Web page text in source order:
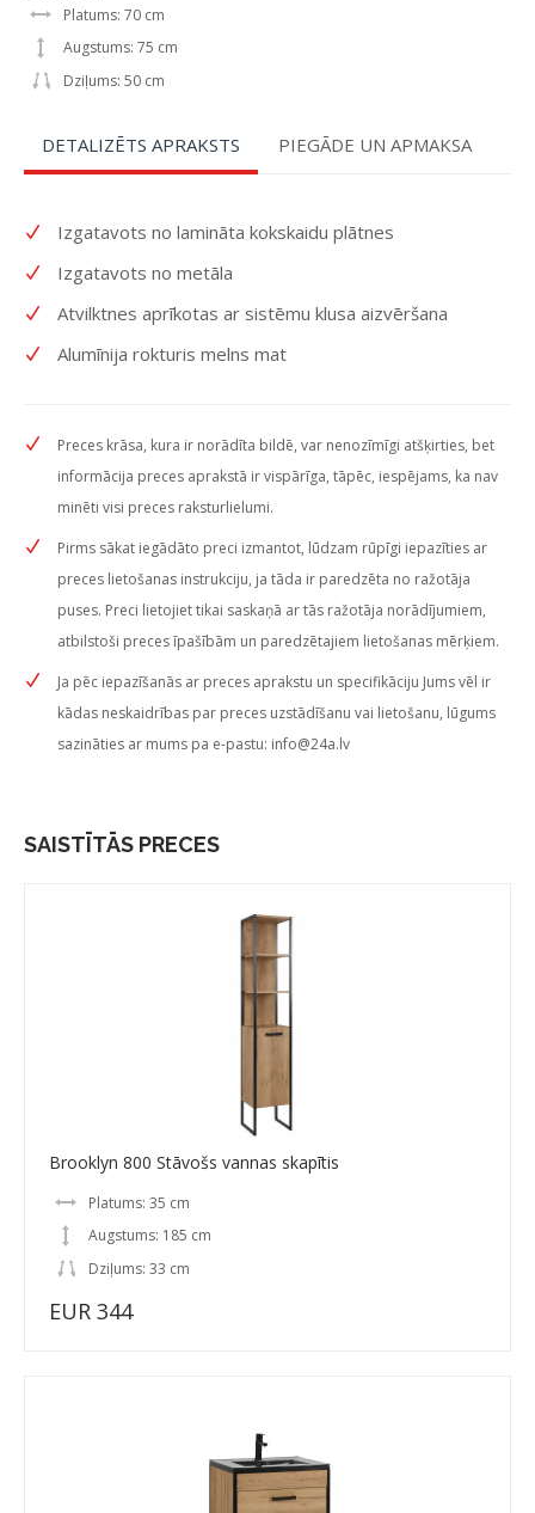
Platums: 70 cm
Augstums: 75 cm
Dziļums: 50 cm
DETALIZĒTS APRAKSTS PIEGĀDE UN APMAKSA
Izgatavots no lamināta kokskaidu plātnes
Izgatavots no metāla
Atvilktnes aprīkotas ar sistēmu klusa aizvēršana
Alumīnija rokturis melns mat
Preces krāsa, kura ir norādīta bildē, var nenozīmīgi atšķirties, bet
informācija preces aprakstā ir vispārīga, tāpēc, iespējams, ka nav
minēti visi preces raksturlielumi.
Pirms sākat iegādāto preci izmantot, lūdzam rūpīgi iepazīties ar
preces lietošanas instrukciju, ja tāda ir paredzēta no ražotāja
puses. Preci lietojiet tikai saskaņā ar tās ražotāja norādījumiem,
atbilstoši preces īpašībām un paredzētajiem lietošanas mērķiem.
Ja pēc iepazīšanās ar preces aprakstu un specifikāciju Jums vēl ir
kādas neskaidrības par preces uzstādīšanu vai lietošanu, lūgums
sazināties ar mums pa e-pastu: info@24a.lv
SAISTĪTĀS PRECES
Brooklyn 800 Stāvošs vannas skapītis
Platums: 35 cm
Augstums: 185 cm
Dziļums: 33 cm
EUR 344